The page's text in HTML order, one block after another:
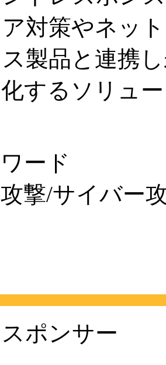
対策やネッ
製品と連携
するソリュ
ード
撃/サイバー
ポンサー